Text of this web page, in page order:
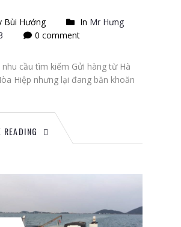
Bùi Hướng In Mr Hưng
0 comment
cầu tìm kiếm Gửi hàng từ Hà
Hiệp nhưng lại đang băn khoăn
READING